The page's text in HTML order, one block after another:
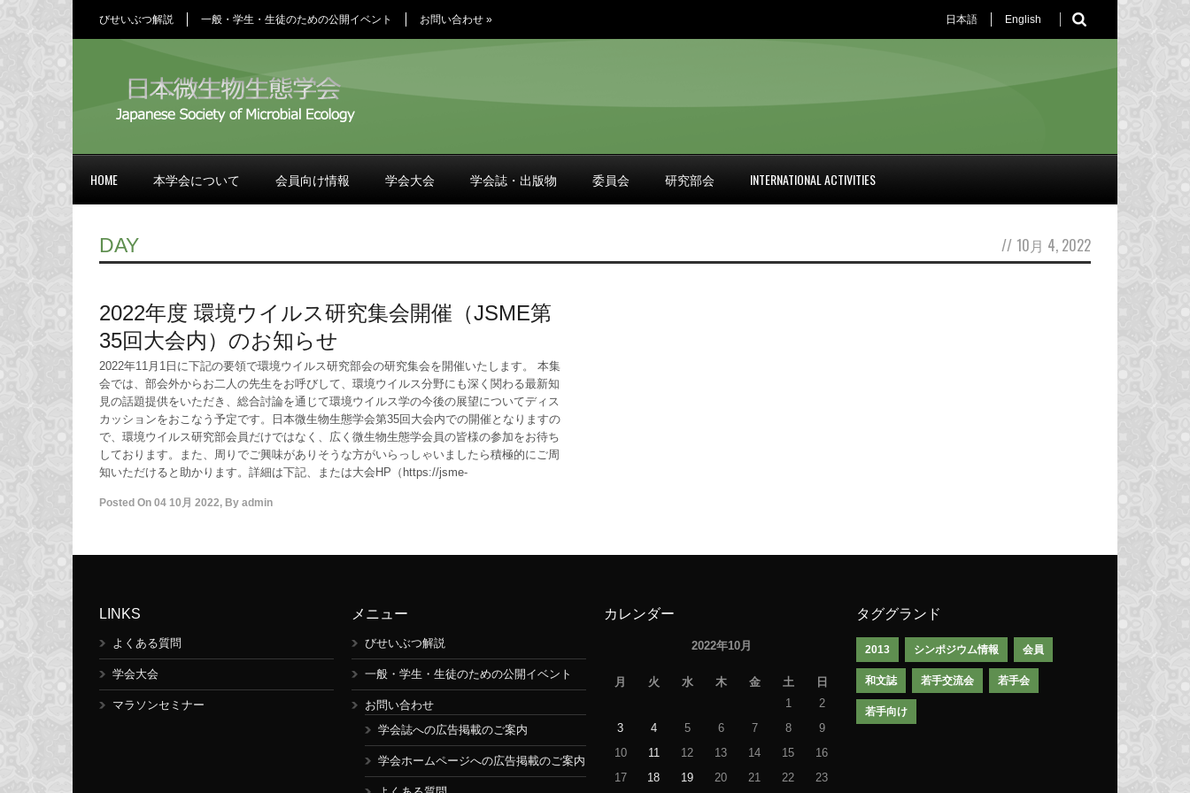
びせいぶつ解説 一般・学生・生徒のための公開イベント お問い合わせ » 日本語 English
HOME 本学会について 会員向け情報 学会大会 学会誌・出版物 委員会 研究部会 INTERNATIONAL ACTIVITIES
DAY // 10月 4, 2022
2022年度 環境ウイルス研究集会開催（JSME第
35回大会内）のお知らせ
2022年11月1日に下記の要領で環境ウイルス研究部会の研究集会を開催いたします。 本集
会では、部会外からお二人の先生をお呼びして、環境ウイルス分野にも深く関わる最新知
見の話題提供をいただき、総合討論を通じて環境ウイルス学の今後の展望についてディス
カッションをおこなう予定です。日本微生物生態学会第35回大会内での開催となりますの
で、環境ウイルス研究部会員だけではなく、広く微生物生態学会員の皆様の参加をお待ち
しております。また、周りでご興味がありそうな方がいらっしゃいましたら積極的にご周
知いただけると助かります。詳細は下記、または大会HP（https://jsme-
Posted On 04 10月 2022, By admin
LINKS
よくある質問
学会大会
マラソンセミナー
メニュー
びせいぶつ解説
一般・学生・生徒のための公開イベント
お問い合わせ
学会誌への広告掲載のご案内
学会ホームページへの広告掲載のご案内
カレンダー
2022年10月
月 火 水 木 金 土
日
1
2
3
4 5 6 7 8
9
10
11 12 13 14 15
16
17
18 19 20 21 22 23
タググランド
2013 シンポジウム情報 会員
和文誌 若手交流会 若手会
若手向け